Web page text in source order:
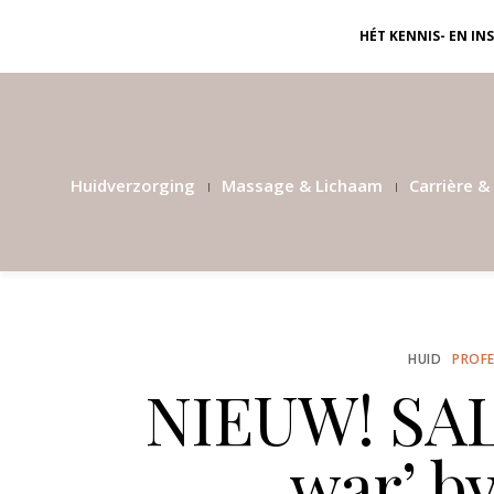
HÉT KENNIS- EN
Huidverzorging Massage & Lichaam Carrière
HUID
NIEUW!